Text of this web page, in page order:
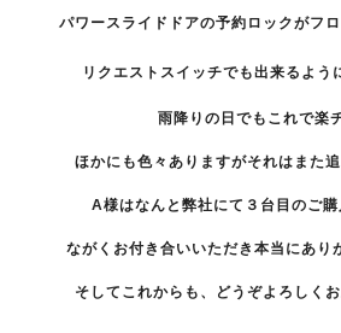
パワースライドドアの予約ロックがフ
リクエストスイッチでも出来るよう
雨降りの日でもこれで楽
ほかにも色々ありますがそれはまた追
A様はなんと弊社にて３台目のご購
ながくお付き合いいただき本当にあり
そしてこれからも、どうぞよろしく